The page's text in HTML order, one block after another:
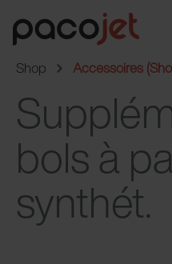
Shop
Accessoires
bols à
synthét.